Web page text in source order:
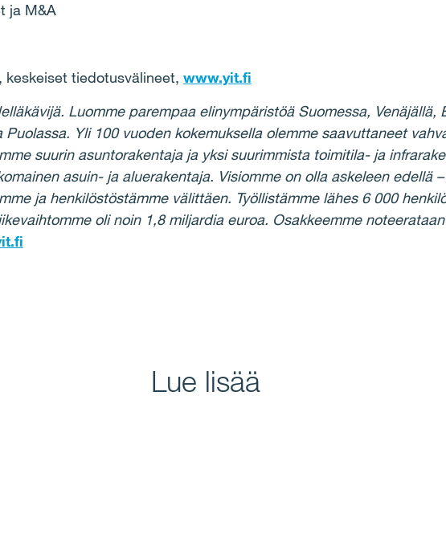
ja M&A
keskeiset tiedotusvälineet, www.yit.fi
Luomme parempaa elinympäristöä Suomessa, Venäjällä,
Puolassa. Yli 100 vuoden kokemuksella olemme saavuttaneet
suurin asuntorakentaja ja yksi suurimmista toimitila- ja
asuin- ja aluerakentaja. Visiomme on olla askeleen edellä
ja henkilöstöstämme välittäen. Työllistämme lähes 6 000
oli noin 1,8 miljardia euroa. Osakkeemme
Lue lisää